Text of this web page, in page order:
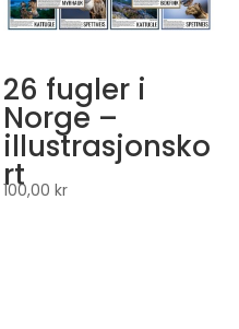
26 fugler i
Norge –
illustrasjonsko
rt
100,00kr